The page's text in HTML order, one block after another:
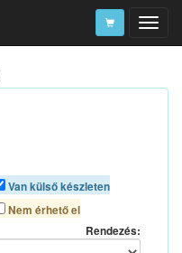
Van külső készleten
Nem érhető el
Rendezés: